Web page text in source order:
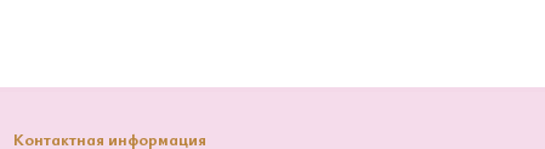
Контактная информация